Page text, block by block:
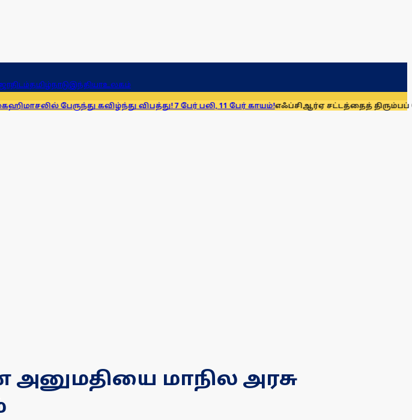
தமிழ்நாடுஇந்தியாஉலகம்
கவிழ்ந்து விபத்து! 7 பேர் பலி, 11 பேர் காயம்!எஃப்சிஆர்ஏ சட்டத்தைத் திரும்பப் பெறுக: மு.க.
அனுமதியை மாநில அரசு